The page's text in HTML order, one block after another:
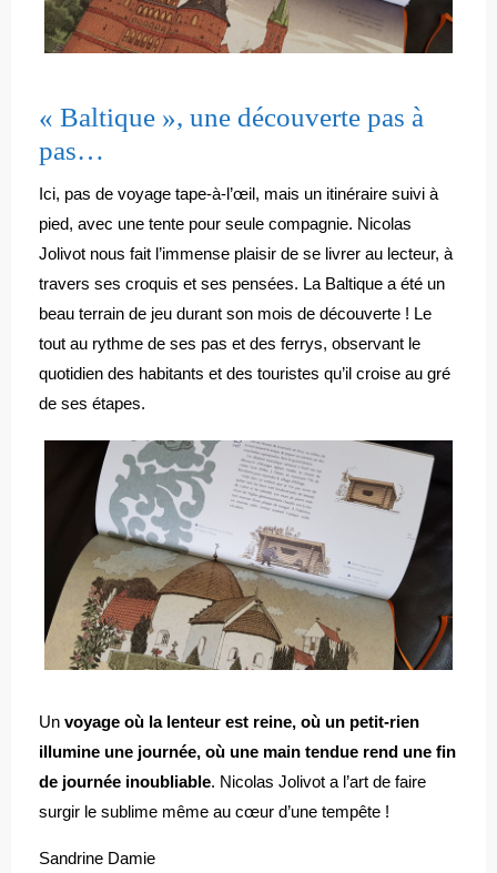
« Baltique », une découverte pas à
pas…
Ici, pas de voyage tape-à-l’œil, mais un itinéraire suivi à
pied, avec une tente pour seule compagnie. Nicolas
Jolivot nous fait l’immense plaisir de se livrer au lecteur, à
travers ses croquis et ses pensées. La Baltique a été un
beau terrain de jeu durant son mois de découverte ! Le
tout au rythme de ses pas et des ferrys, observant le
quotidien des habitants et des touristes qu’il croise au gré
de ses étapes.
Un voyage où la lenteur est reine, où un petit-rien
illumine une journée, où une main tendue rend une fin
de journée inoubliable. Nicolas Jolivot a l’art de faire
surgir le sublime même au cœur d’une tempête !
Sandrine Damie